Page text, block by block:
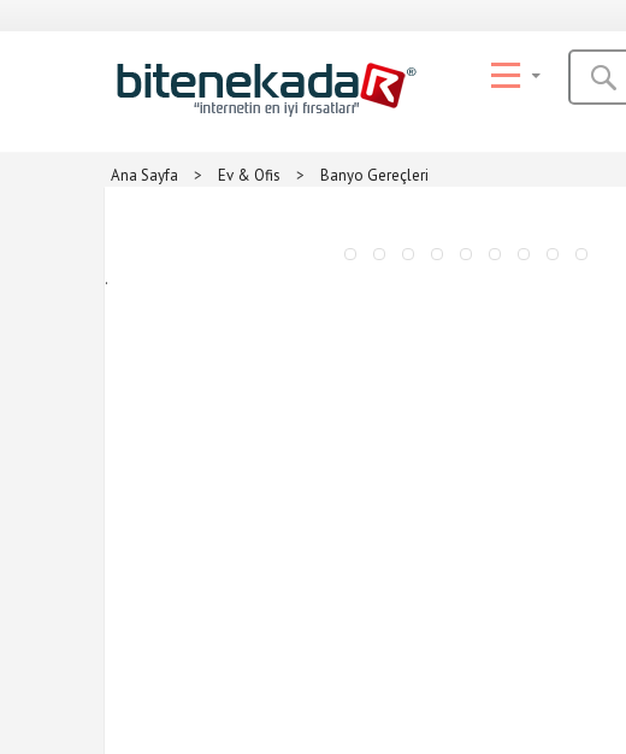
Ana Sayfa > Ev & Ofis > Banyo Gereçleri
.